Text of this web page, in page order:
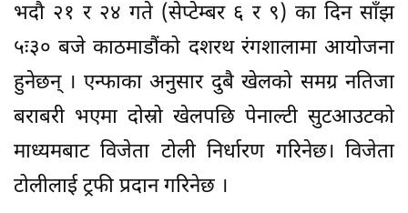
भदौ २१ र २४ गते (सेप्टेम्बर ६ र ९) का दिन साँझ
५ः३० बजे काठमाडौंको दशरथ रंगशालामा आयोजना
हुनेछन् । एन्फाका अनुसार दुबै खेलको समग्र नतिजा
बराबरी भएमा दोस्रो खेलपछि पेनाल्टी सुटआउटको
माध्यमबाट विजेता टोली निर्धारण गरिनेछ। विजेता
टोलीलाई ट्रफी प्रदान गरिनेछ ।